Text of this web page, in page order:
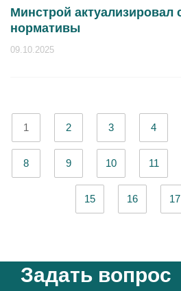
Минстрой актуализировал
нормативы
09.10.2025
1 2 3 4
8 9 10 11
15 16 17
Задать вопрос